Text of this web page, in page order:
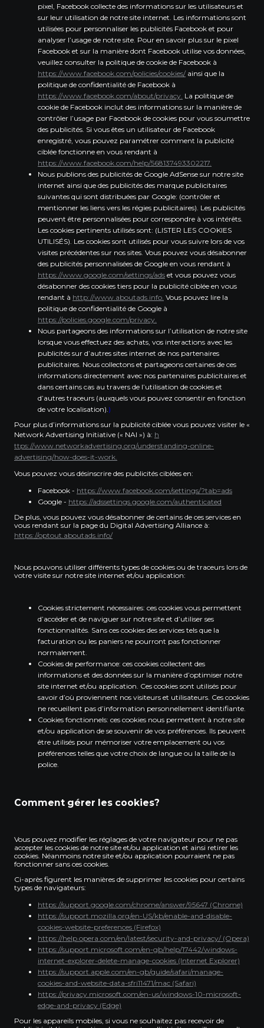
pixel, Facebook collecte des informations sur les utilisateurs et
sur leur utilisation de notre site internet. Les informations sont
utilisées pour personnaliser les publicités Facebook et pour
analyser l’usage de notre site. Pour en savoir plus sur le pixel
Facebook et sur la manière dont Facebook utilise vos données,
veuillez consulter la politique de cookie de Facebook à
https://www.facebook.com/policies/cookies/ ainsi que la
politique de confidentialité de Facebook à
https://www.facebook.com/about/privacy. La politique de
cookie de Facebook inclut des informations sur la manière de
contrôler l’usage par Facebook de cookies pour vous soumettre
des publicités. Si vous êtes un utilisateur de Facebook
enregistré, vous pouvez paramétrer comment la publicité
ciblée fonctionne en vous rendant à
https://www.facebook.com/help/568137493302217.
Nous publions des publicités de Google AdSense sur notre site
internet ainsi que des publicités des marque publicitaires
suivantes qui sont distribuées par Google: (contrôler et
mentionner les liens vers les régies publicitaires). Les publicités
peuvent être personnalisées pour correspondre à vos intérêts.
Les cookies pertinents utilisés sont: (LISTER LES COOKIES
UTILISÉS). Les cookies sont utilisés pour vous suivre lors de vos
visites précédentes sur nos sites. Vous pouvez vous désabonner
des publicités personnalisées de Google en vous rendant à
https://www.google.com/settings/ads et vous pouvez vous
désabonner des cookies tiers pour la publicité ciblée en vous
rendant à http://www.aboutads.info. Vous pouvez lire la
politique de confidentialité de Google à
https://policies.google.com/privacy.
Nous partageons des informations sur l’utilisation de notre site
lorsque vous effectuez des achats, vos interactions avec les
publicités sur d’autres sites internet de nos partenaires
publicitaires. Nous collectons et partageons certaines de ces
informations directement avec nos partenaires publicitaires et
dans certains cas au travers de l’utilisation de cookies et
d’autres traceurs (auxquels vous pouvez consentir en fonction
de votre localisation). )
Pour plus d’informations sur la publicité ciblée vous pouvez visiter le «
Network Advertising Initiative (« NAI ») à: h
ttps://www.networkadvertising.org/understanding-online-
advertising/how-does-it-work.
Vous pouvez vous désinscrire des publicités ciblées en:
Facebook - https://www.facebook.com/settings/?tab=ads
Google - https://adssettings.google.com/authenticated
De plus, vous pouvez vous désabonner de certains de ces services en
vous rendant sur la page du Digital Advertising Alliance à:
https://optout.aboutads.info/
Nous pouvons utiliser différents types de cookies ou de traceurs lors de
votre visite sur notre site internet et/ou application:
Cookies strictement nécessaires: ces cookies vous permettent
d’accéder et de naviguer sur notre site et d’utiliser ses
fonctionnalités. Sans ces cookies des services tels que la
facturation ou les paniers ne pourront pas fonctionner
normalement.
Cookies de performance: ces cookies collectent des
informations et des données sur la manière d’optimiser notre
site internet et/ou application. Ces cookies sont utilisés pour
savoir d’où proviennent nos visiteurs et utilisateurs. Ces cookies
ne recueillent pas d’information personnellement identifiante.
Cookies fonctionnels: ces cookies nous permettent à notre site
et/ou application de se souvenir de vos préférences. Ils peuvent
être utilisés pour mémoriser votre emplacement ou vos
préférences telles que votre choix de langue ou la taille de la
police.
Comment gérer les cookies?
Vous pouvez modifier les réglages de votre navigateur pour ne pas
accepter les cookies de notre site et/ou application et ainsi retirer les
cookies. Néanmoins notre site et/ou application pourraient ne pas
fonctionner sans ces cookies.
Ci-après figurent les manières de supprimer les cookies pour certains
types de navigateurs:
https://support.google.com/chrome/answer/95647 (Chrome)
https://support.mozilla.org/en-US/kb/enable-and-disable-
cookies-website-preferences (Firefox)
https://help.opera.com/en/latest/security-and-privacy/ (Opera)
https://support.microsoft.com/en-gb/help/17442/windows-
internet-explorer-delete-manage-cookies (Internet Explorer)
https://support.apple.com/en-gb/guide/safari/manage-
cookies-and-website-data-sfri11471/mac (Safari)
https://privacy.microsoft.com/en-us/windows-10-microsoft-
edge-and-privacy (Edge)
Pour les appareils mobiles, si vous ne souhaitez pas recevoir de